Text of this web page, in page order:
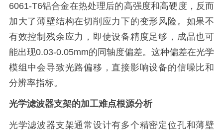
6061-T6铝合金在热处理后的高强度和高硬度，反而
加大了薄壁结构在切削应力下的变形风险。如果不
有效控制残余应力，即使设备精度足够，成品也可
能出现0.03-0.05mm的同轴度偏差。这种偏差在光学
模组中会导致光路偏移，直接影响设备的信噪比和
分辨率指标。
光学滤波器支架的加工难点根源分析
光学滤波器支架通常设计有多个精密定位孔和薄壁